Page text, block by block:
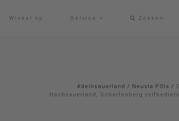
Winkel op Service Zoeken
#deinsauerland / Neusta POIs /
Hochsauerland, Scharfenberg